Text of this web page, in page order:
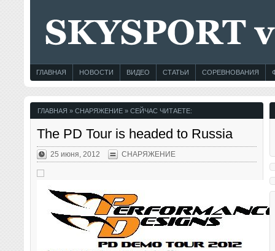
ГЛАВНАЯ НОВОСТИ ВИДЕО СТАТЬИ СОРЕВНОВАНИЯ
ГЛАВНАЯ »СНАРЯЖЕНИЕ » СЕЙЧАС ЧИТАЕТЕ:
The PD Tour is headed to Russia
25 июня, 2012 СНАРЯЖЕНИЕ